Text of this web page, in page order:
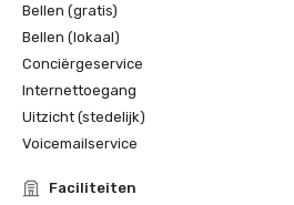
Bellen (gratis)
Bellen (lokaal)
Conciërgeservice
Internettoegang
Uitzicht (stedelijk)
Voicemailservice
Faciliteiten